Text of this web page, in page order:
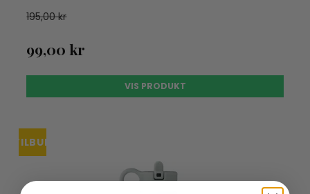
195,00 kr
99,00 kr
VIS PRODUKT
TILBUD